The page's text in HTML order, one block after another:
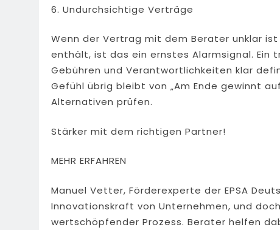
6. Undurchsichtige Verträge
Wenn der Vertrag mit dem Berater unklar
enthält, ist das ein ernstes Alarmsignal.
Gebühren und Verantwortlichkeiten klar
Gefühl übrig bleibt von „Am Ende gewinnt
Alternativen prüfen.
Stärker mit dem richtigen Partner!
MEHR ERFAHREN
Manuel Vetter, Förderexperte der EPSA
Innovationskraft von Unternehmen, und
wertschöpfender Prozess. Berater helfen